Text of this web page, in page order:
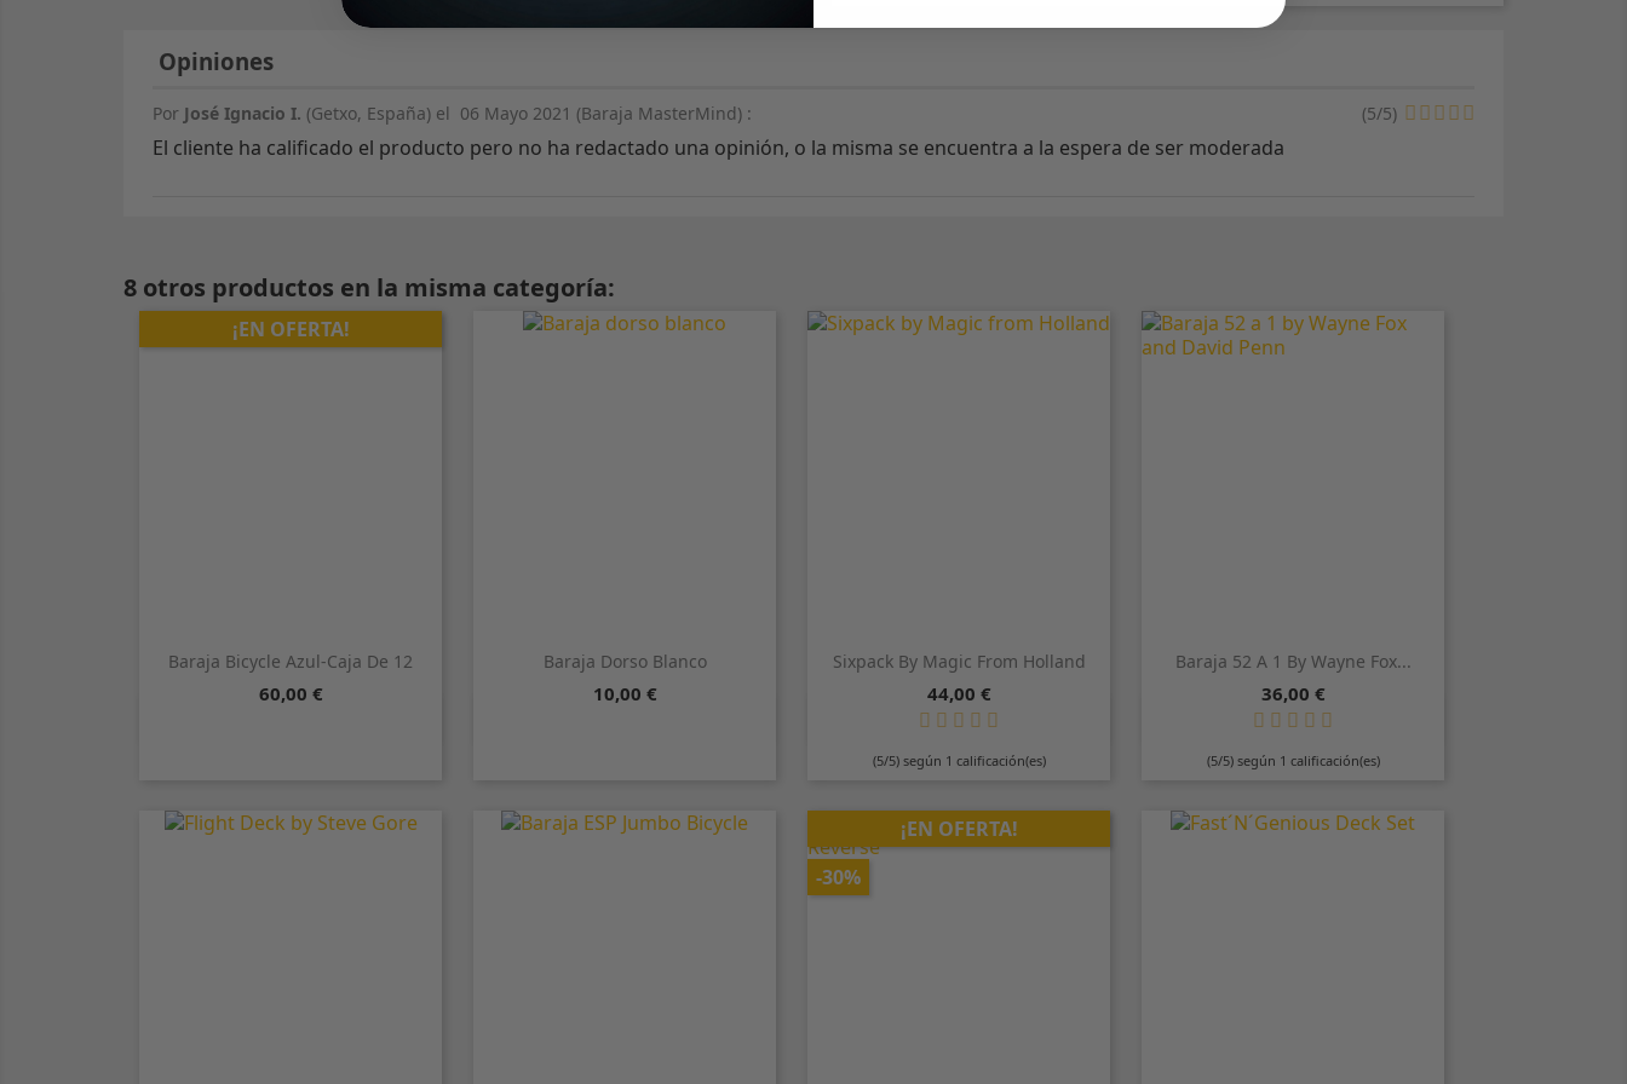
Opiniones
Por José Ignacio I. (Getxo, España) el 06 Mayo 2021 (Baraja MasterMind) : (5/5)
El cliente ha calificado el producto pero no ha redactado una opinión, o la misma se encuentra a la espera de ser moderada
8 otros productos en la misma categoría:
Baraja Bicycle Azul-Caja De 12
Precio
60,00 €
¡EN OFERTA!
Baraja Dorso Blanco
Precio
10,00 €
Sixpack By Magic From Holland
Precio
44,00 €
(5/5) según 1 calificación(es)
Vista rápida
Baraja 52 A 1 By Wayne Fox...
Precio
36,00 €
(5/5) según 1 calificación(es)
Vista rápida
AzulRojo
¡EN OFERTA!
-30%